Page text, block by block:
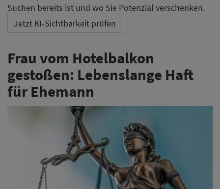
Suchen bereits ist und wo Sie Potenzial verschenken.
Jetzt KI-Sichtbarkeit prüfen
Frau vom Hotelbalkon
gestoßen: Lebenslange Haft
für Ehemann